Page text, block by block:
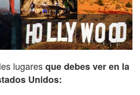
lugaresque debesver en la
Unidos: